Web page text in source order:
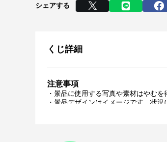
シェアする
くじ詳細
注意事項
・景品に使用する写真や素材はやむ
・景品デザインはイメージです。状